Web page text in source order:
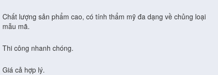
Chất lượng sản phẩm cao, có tính thẩm mỹ đa dạng về chủng loại
mẫu mã.
Thi công nhanh chóng.
Giá cả hợp lý.